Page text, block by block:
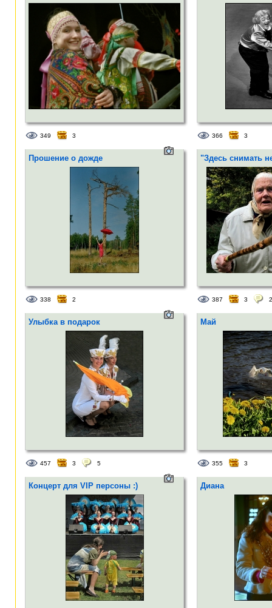
349 3 366 3
Прошение о дожде
338 2
"Здесь снимать
387 3 2
Улыбка в подарок
457 3 5
Май
355 3
Концерт для VIP персоны :) Диана